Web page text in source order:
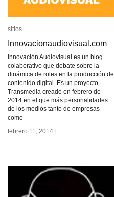
sitios
Innovacionaudiovisual.com
Innovación Audiovisual es un blog
colaborativo que debate sobre la
dinámica de roles en la producción de
contenido digital. Es un proyecto
Transmedia creado en febrero de
2014 en el que más personalidades
de los medios tanto de empresas
como
febrero 11, 2014 /
sitios
Innovacionaudiovisual.com
febrero 11, 2014 /